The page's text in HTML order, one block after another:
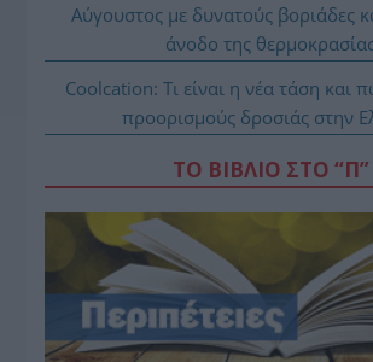
Αύγουστος με δυνατούς βοριάδες
άνοδο της
Coolcation: Τι είναι η νέα τάση και
προορισμούς δροσιάς στην
ΤΟ ΒΙΒΛΙΟ ΣΤΟ “Π”